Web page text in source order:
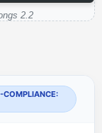
2.2
COMPLIANCE: